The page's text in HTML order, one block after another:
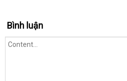
Bình luận